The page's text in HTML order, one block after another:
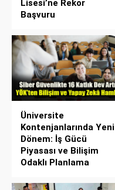
Lisesi’ne Rekor
Başvuru
Üniversite
Kontenjanlarında Yeni
Dönem: İş Gücü
Piyasası ve Bilişim
Odaklı Planlama